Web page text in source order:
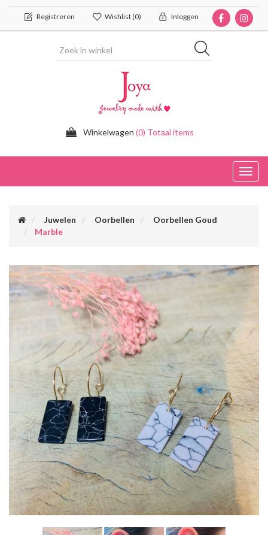
Registreren Wishlist(0) Inloggen
Winkelwagen (0) Totaal items
Juwelen Oorbellen
Oorbellen Goud
Marble